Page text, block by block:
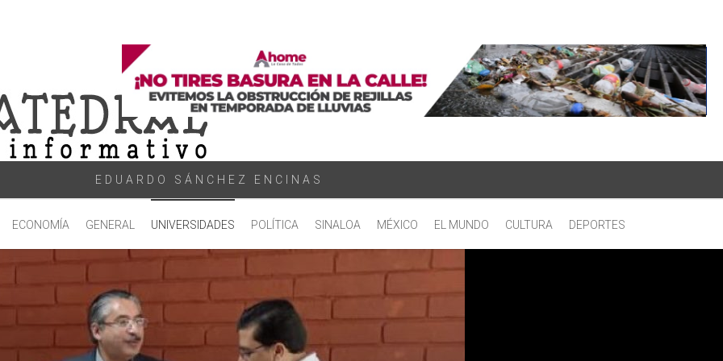
EDUARDO SÁNCHEZ ENCINAS
ECONOMÍA GENERAL UNIVERSIDADES POLÍTICA SINALOA MÉXICO EL MUNDO CULTURA DEPORTES